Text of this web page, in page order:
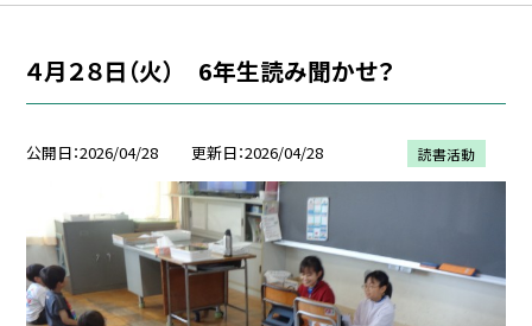
４月２８日（火） 6年生読み聞かせ？
公開日 2026/04/28 更新日 2026/04/28 読書活動